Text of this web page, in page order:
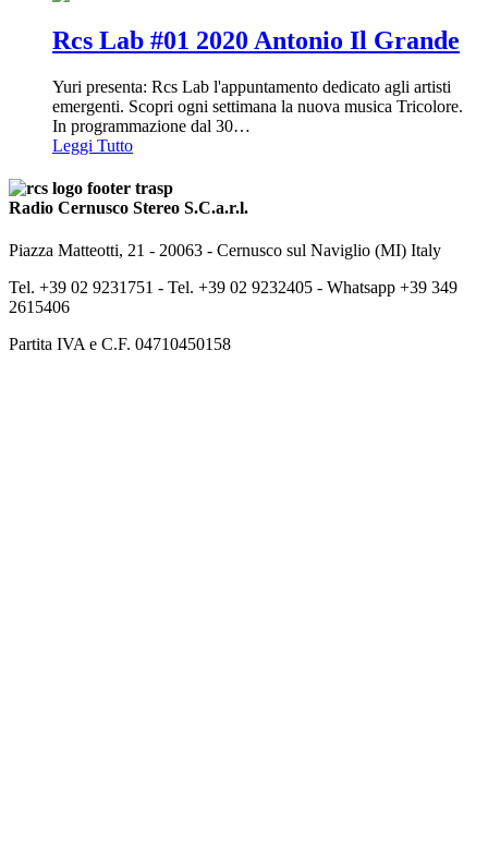
Rcs Lab #01 2020 Antonio Il Grande
Yuri presenta: Rcs Lab l'appuntamento dedicato agli artisti
emergenti. Scopri ogni settimana la nuova musica Tricolore.
In programmazione dal 30…
Leggi Tutto
Radio Cernusco Stereo S.C.a.r.l.
Piazza Matteotti, 21 - 20063 - Cernusco sul Naviglio (MI) Italy
Tel. +39 02 9231751 - Tel. +39 02 9232405 - Whatsapp +39 349
2615406
Partita IVA e C.F. 04710450158